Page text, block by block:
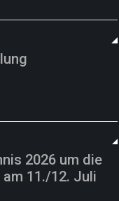
2026 um die
am 11./12. Juli